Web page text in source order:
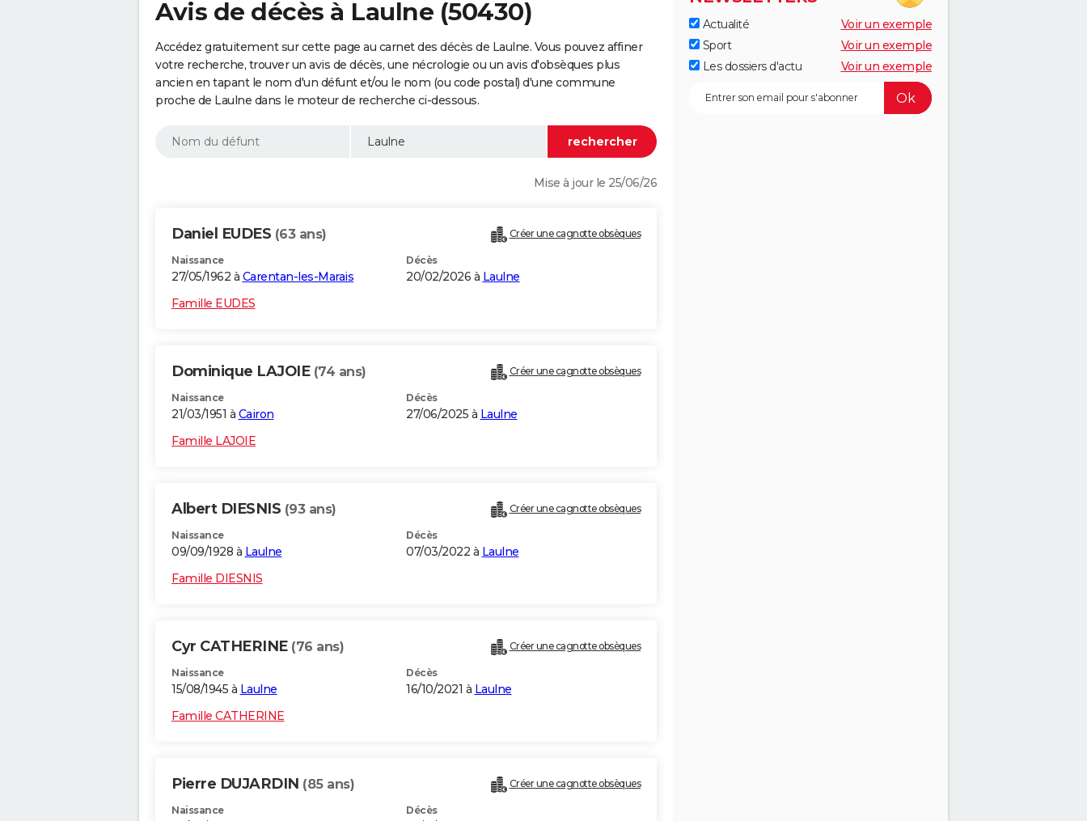
Avis de décès à Laulne (50430)
Accédez gratuitement sur cette page au carnet des décès de Laulne. Vous pouvez affiner
votre recherche, trouver un avis de décès, une nécrologie ou un avis d'obsèques plus
ancien en tapant le nom d'un défunt et/ou le nom (ou code postal) d'une commune
proche de Laulne dans le moteur de recherche ci-dessous.
Mise à jour le 25/06/26
Daniel EUDES (63 ans) Créer une cagnotte obsèques
Naissance
27/05/1962 à Carentan-les-Marais
Décès
20/02/2026 à Laulne
Famille EUDES
Dominique LAJOIE (74 ans) Créer une cagnotte obsèques
Naissance
21/03/1951 à Cairon
Décès
27/06/2025 à Laulne
Famille LAJOIE
Albert DIESNIS (93 ans) Créer une cagnotte obsèques
Naissance
09/09/1928 à Laulne
Décès
07/03/2022 à Laulne
Famille DIESNIS
Cyr CATHERINE (76 ans) Créer une cagnotte obsèques
Naissance
15/08/1945 à Laulne
Décès
16/10/2021 à Laulne
Famille CATHERINE
Pierre DUJARDIN (85 ans) Créer une cagnotte obsèques
Naissance Décès
Actualité
Voir un exemple
Sport
Voir un exemple
Les dossiers d'actu
Voir un exemple